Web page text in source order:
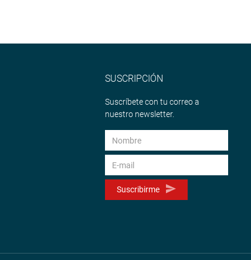
SUSCRIPCIÓN
Suscríbete con tu correo a
nuestro newsletter.
Suscribirme